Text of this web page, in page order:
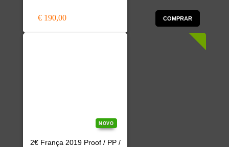
€ 190,00 COMPRAR
NOVO
2€ França 2019 Proof / PP /